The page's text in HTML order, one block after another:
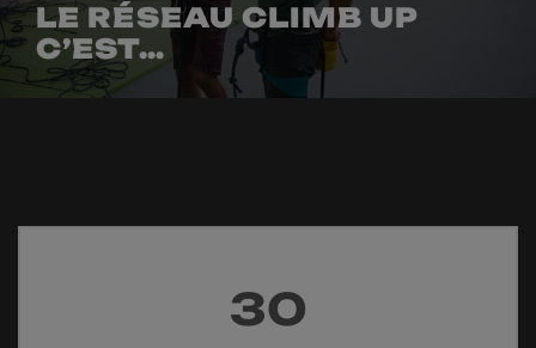
LE RÉSEAU CLIMB UP
C’EST…
30